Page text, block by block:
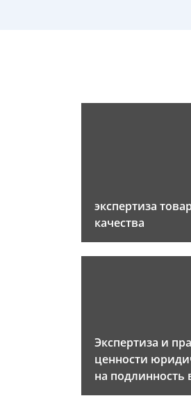
экспертиза
качества
Экспертиза и
ценности
на подлинность